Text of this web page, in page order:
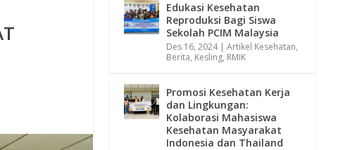
Edukasi Kesehatan
Reproduksi Bagi Siswa
Sekolah PCIM Malaysia
Des 16, 2024|Artikel Kesehatan,
Berita, Kesling, RMIK
Promosi Kesehatan Kerja
dan Lingkungan:
Kolaborasi Mahasiswa
Kesehatan Masyarakat
Indonesia dan Thailand